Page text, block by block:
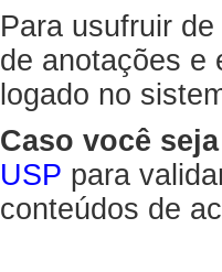
Para usufruir
de anotações e
logado no
Caso você
USP para
conteúdos de